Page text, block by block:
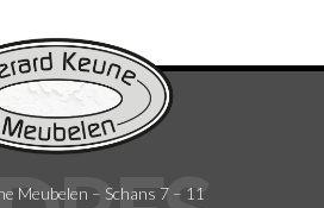
Meubelen – Schans 7 – 11